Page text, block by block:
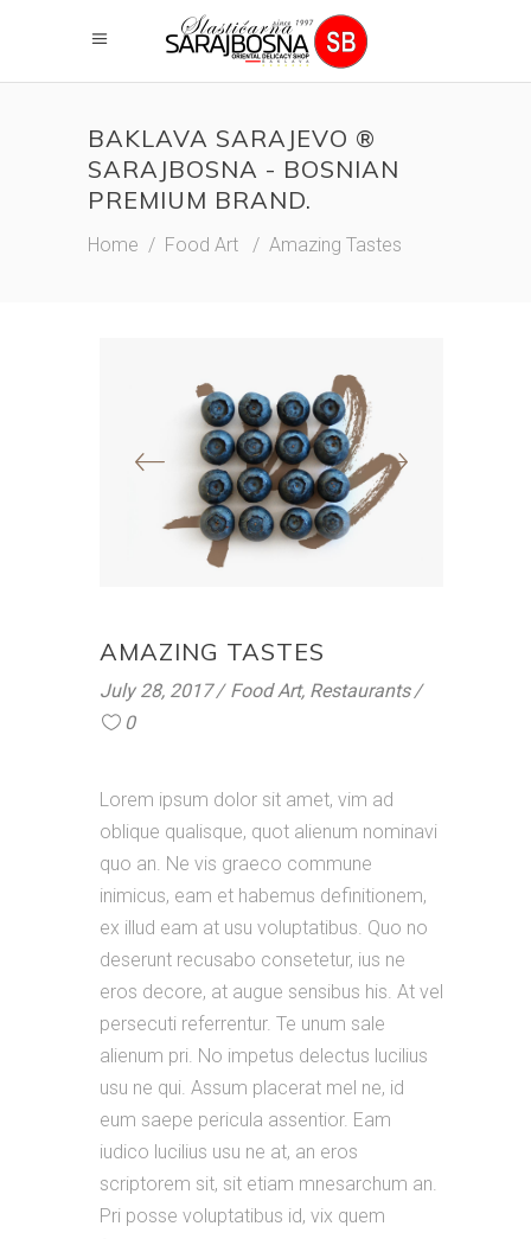
BAKLAVA SARAJEVO ®
SARAJBOSNA - BOSNIAN
PREMIUM BRAND.
Home / Food Art / Amazing Tastes
AMAZING TASTES
July 28, 2017 Food Art, Restaurants
0
Lorem ipsum dolor sit amet, vim ad
oblique qualisque, quot alienum nominavi
quo an. Ne vis graeco commune
inimicus, eam et habemus definitionem,
ex illud eam at usu voluptatibus. Quo no
deserunt recusabo consetetur, ius ne
eros decore, at augue sensibus his. At vel
persecuti referrentur. Te unum sale
alienum pri. No impetus delectus lucilius
usu ne qui. Assum placerat mel ne, id
eum saepe pericula assentior. Eam
iudico lucilius usu ne at, an eros
scriptorem sit, sit etiam mnesarchum an.
Pri posse voluptatibus id, vix quem